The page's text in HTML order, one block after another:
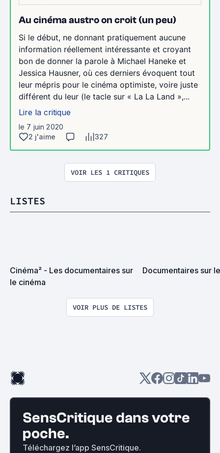
Au cinéma austro on croit (un peu)
Si le début, ne donnant pratiquement aucune
information réellement intéressante et croyant
bon de donner la parole à Michael Haneke et
Jessica Hausner, où ces derniers évoquent tout
leur mépris pour le cinéma optimiste, voire juste
différent du leur (le tacle sur « La La Land »,...
Lire la critique
le 7 juin 2020
2 j'aime
327
VOIR LES 1 CRITIQUES
LISTES
Cinéma² - Les documentaires sur
le cinéma
Documentaires sur
VOIR PLUS DE LISTES
SensCritique dans votre
poche.
Téléchargez l’app SensCritique.